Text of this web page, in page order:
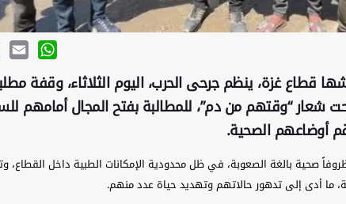
Email
WhatsApp
قطاع غزة، ينظم جرحى الحرب، اليوم الثلاثاء، وقفة
شعار “وقتهم من دم”، للمطالبة بفتح المجال أمامهم
أوضاعهم الصحية.
صحية بالغة الصعوبة، في ظل محدودية الإمكانات الطبية داخل القطاع،
ما أدى إلى تدهور حالاتهم وتهديد حياة عدد منهم.